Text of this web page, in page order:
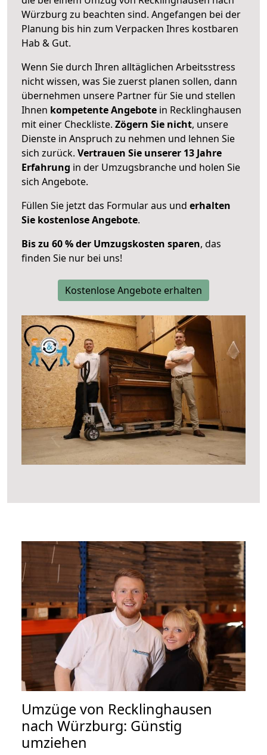
Würzburg zu beachten sind. Angefangen bei der
Planung bis hin zum Verpacken Ihres kostbaren
Hab & Gut.
Wenn Sie durch Ihren alltäglichen Arbeitsstress
nicht wissen, was Sie zuerst planen sollen, dann
übernehmen unsere Partner für Sie und stellen
Ihnen kompetente Angebote in Recklinghausen
mit einer Checkliste. Zögern Sie nicht, unsere
Dienste in Anspruch zu nehmen und lehnen Sie
sich zurück. Vertrauen Sie unserer 13 Jahre
Erfahrung in der Umzugsbranche und holen Sie
sich Angebote.
Füllen Sie jetzt das Formular aus und erhalten
Sie kostenlose Angebote.
Bis zu 60 % der Umzugskosten sparen, das
finden Sie nur bei uns!
Kostenlose Angebote erhalten
Umzüge von Recklinghausen
nach Würzburg: Günstig
umziehen